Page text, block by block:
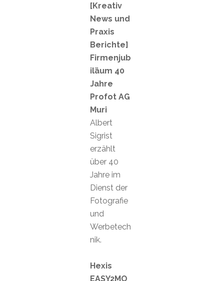
[Kreativ
News und
Praxis
Berichte]
Firmenjub
iläum 40
Jahre
Profot AG
Muri
Albert
Sigrist
erzählt
über 40
Jahre im
Dienst der
Fotografie
und
Werbetech
nik.
Hexis
EASY2MO